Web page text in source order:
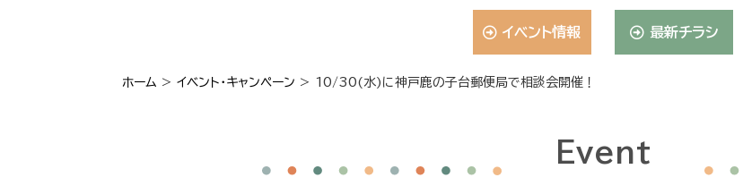
イベント情報 最新チラシ
ホーム > イベント・キャンペーン > 10/30(水)に神戸鹿の子台郵便局で相談会開催！
Event